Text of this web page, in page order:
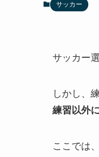
サッカー
サッカー
しかし、
練習以外
ここでは